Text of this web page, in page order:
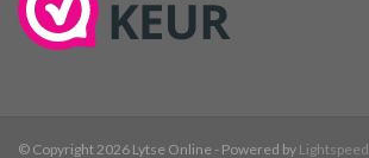
© Copyright 2026 Lytse Online - Powered by Lightspeed